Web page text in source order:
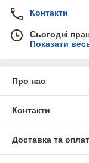
Контакти
Сьогодні
Показати
Про нас
Контакти
Доставка та